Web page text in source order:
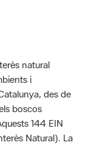
natural
i
des de
boscos
144 EIN
Natural). La